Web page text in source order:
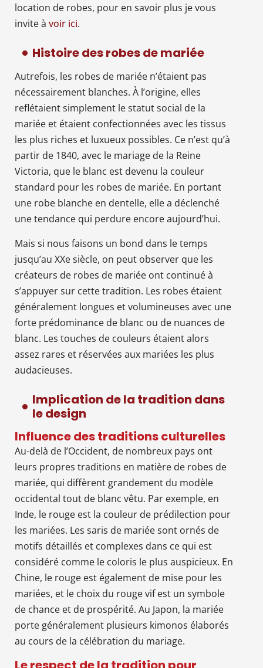
location de robes, pour en savoir plus je vous
invite à voir ici.
Histoire des robes de mariée
Autrefois, les robes de mariée n’étaient pas
nécessairement blanches. À l’origine, elles
reflétaient simplement le statut social de la
mariée et étaient confectionnées avec les tissus
les plus riches et luxueux possibles. Ce n’est qu’à
partir de 1840, avec le mariage de la Reine
Victoria, que le blanc est devenu la couleur
standard pour les robes de mariée. En portant
une robe blanche en dentelle, elle a déclenché
une tendance qui perdure encore aujourd’hui.
Mais si nous faisons un bond dans le temps
jusqu’au XXe siècle, on peut observer que les
créateurs de robes de mariée ont continué à
s’appuyer sur cette tradition. Les robes étaient
généralement longues et volumineuses avec une
forte prédominance de blanc ou de nuances de
blanc. Les touches de couleurs étaient alors
assez rares et réservées aux mariées les plus
audacieuses.
Implication de la tradition dans
le design
Influence des traditions culturelles
Au-delà de l’Occident, de nombreux pays ont
leurs propres traditions en matière de robes de
mariée, qui diffèrent grandement du modèle
occidental tout de blanc vêtu. Par exemple, en
Inde, le rouge est la couleur de prédilection pour
les mariées. Les saris de mariée sont ornés de
motifs détaillés et complexes dans ce qui est
considéré comme le coloris le plus auspicieux. En
Chine, le rouge est également de mise pour les
mariées, et le choix du rouge vif est un symbole
de chance et de prospérité. Au Japon, la mariée
porte généralement plusieurs kimonos élaborés
au cours de la célébration du mariage.